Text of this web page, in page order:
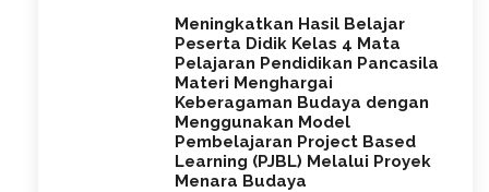
Meningkatkan Hasil Belajar
Peserta Didik Kelas 4 Mata
Pelajaran Pendidikan Pancasila
Materi Menghargai
Keberagaman Budaya dengan
Menggunakan Model
Pembelajaran Project Based
Learning (PJBL) Melalui Proyek
Menara Budaya